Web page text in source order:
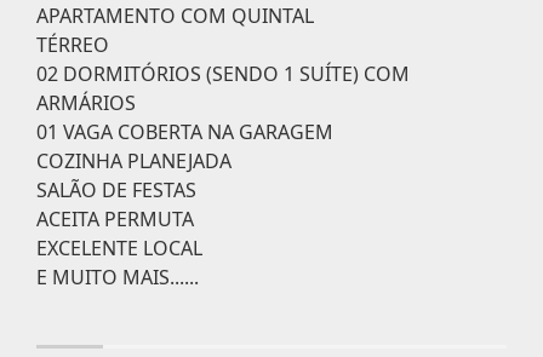
APARTAMENTO COM QUINTAL
TÉRREO
02 DORMITÓRIOS (SENDO 1 SUÍTE) COM
ARMÁRIOS
01 VAGA COBERTA NA GARAGEM
COZINHA PLANEJADA
SALÃO DE FESTAS
ACEITA PERMUTA
EXCELENTE LOCAL
E MUITO MAIS......